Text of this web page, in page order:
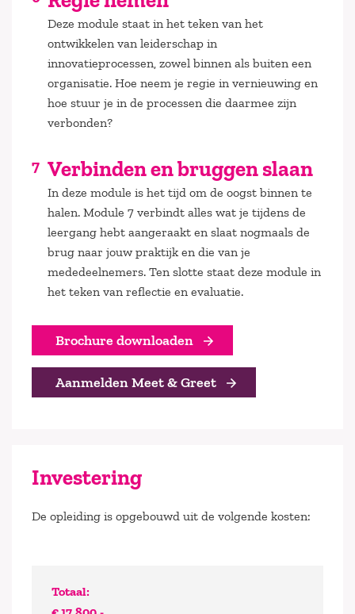
Deze module staat in het teken van het
ontwikkelen van leiderschap in
innovatieprocessen, zowel binnen als buiten een
organisatie. Hoe neem je regie in vernieuwing en
hoe stuur je in de processen die daarmee zijn
verbonden?
Verbinden en bruggen slaan
In deze module is het tijd om de oogst binnen te
halen. Module 7 verbindt alles wat je tijdens de
leergang hebt aangeraakt en slaat nogmaals de
brug naar jouw praktijk en die van je
mededeelnemers. Ten slotte staat deze module in
het teken van reflectie en evaluatie.
Brochure downloaden
Aanmelden Meet & Greet
Investering
De opleiding is opgebouwd uit de volgende kosten:
Totaal: